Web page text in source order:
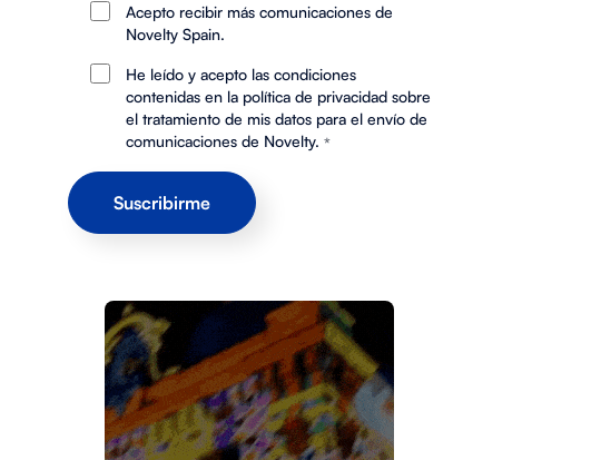
Acepto recibir más comunicaciones de
Novelty Spain.
He leído y acepto las condiciones
contenidas en la política de privacidad sobre
el tratamiento de mis datos para el envío de
comunicaciones de Novelty. *